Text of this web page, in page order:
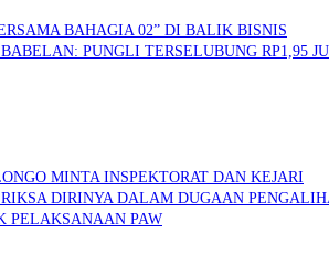
BAHAGIA 02” DI BALIK BISNIS
PUNGLI TERSELUBUNG RP1,95
MINTA INSPEKTORAT DAN KEJARI
DIRINYA DALAM DUGAAN
PELAKSANAAN PAW